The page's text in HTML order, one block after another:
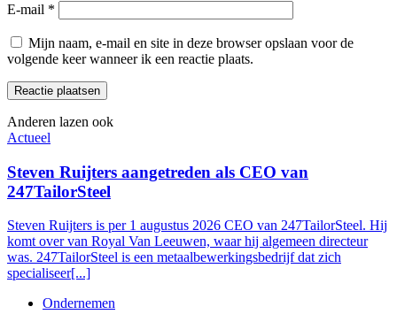
E-mail *
Mijn naam, e-mail en site in deze browser opslaan voor de
volgende keer wanneer ik een reactie plaats.
Anderen lazen ook
Actueel
Steven Ruijters aangetreden als CEO van
247TailorSteel
Steven Ruijters is per 1 augustus 2026 CEO van 247TailorSteel. Hij
komt over van Royal Van Leeuwen, waar hij algemeen directeur
was. 247TailorSteel is een metaalbewerkingsbedrijf dat zich
specialiseer[...]
Ondernemen